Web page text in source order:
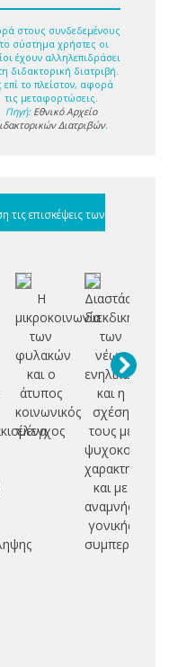
στους συνδεδεμένους
σύστημα χρήστες οι
έχουν αλληλεπιδράσει
διδακτορική διατριβή.
επί το πλείστον, αφορά
τις μεταφορτώσεις.
Πηγή: Εθνικό Αρχείο
Διατριβών.
τις επισκέψεις των
Η
μικροκοινωνία
των
φυλακών
και ο
άτυπος
κοινωνικός
έλεγχος
Διαστάσεις
των
νέων
ενηλίκων
και η
σχέση
τους με
και με
αναμνήσεις
γονικής